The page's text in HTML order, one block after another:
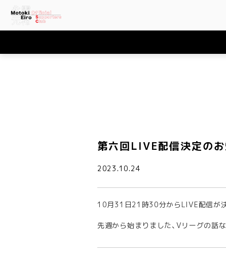
第六回LIVE配信決定の
2023.10.24
10月31日21時30分からLIVE配信が
先週から始まりました、Vリーグの話